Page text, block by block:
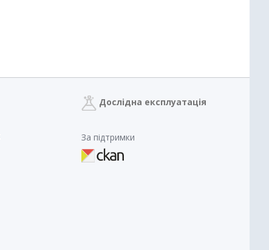
Дослідна експлуатація
За підтримки